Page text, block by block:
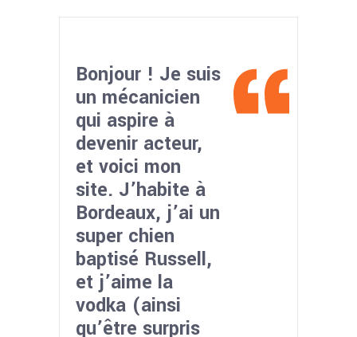
Bonjour ! Je suis
un mécanicien
qui aspire à
devenir acteur,
et voici mon
site. J’habite à
Bordeaux, j’ai un
super chien
baptisé Russell,
et j’aime la
vodka (ainsi
qu’être surpris